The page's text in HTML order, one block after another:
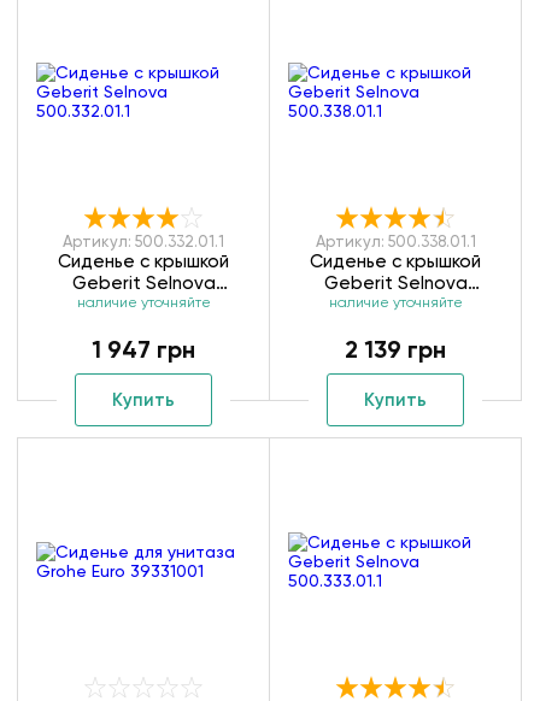
Артикул: 500.332.01.1
Сиденье с крышкой
Geberit Selnova
500.332.01.1
наличие уточняйте
1 947 грн
Купить
Артикул: 500.338.01.1
Сиденье с крышкой
Geberit Selnova
500.338.01.1
наличие уточняйте
2 139 грн
Купить